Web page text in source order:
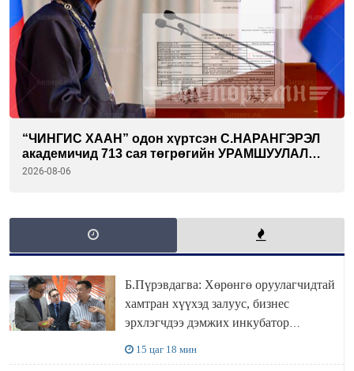
“ЧИНГИС ХААН” одон хүртсэн С.НАРАНГЭРЭЛ
академичид 713 сая төгрөгийн УРАМШУУЛАЛ
олгожээ
2026-08-06
Б.Пүрэвдагва: Хөрөнгө оруулагчидтай
хамтран хүүхэд залуус, бизнес
эрхлэгчдээ дэмжих инкубатор
15 цаг 18 мин